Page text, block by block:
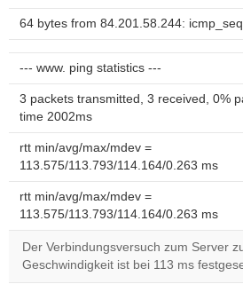
64 bytes from 84.201.58.244:
--- www. ping statistics ---
3 packets transmitted, 3 received, 0%
time 2002ms
rtt min/avg/max/mdev =
113.575/113.793/114.164/0.263 ms
rtt min/avg/max/mdev =
113.575/113.793/114.164/0.263 ms
Der Verbindungsversuch zum Server
Geschwindigkeit ist bei 113 ms